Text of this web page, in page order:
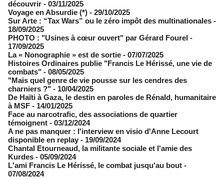
découvrir - 03/11/2025
Voyage en Absurdie (*) - 29/10/2025
Sur Arte : “Tax Wars” ou le zéro impôt des multinationales -
18/09/2025
PHOTO : "Usines à cœur ouvert" par Gérard Fourel -
17/09/2025
La « Nonographie » est de sortie - 07/07/2025
Histoires Ordinaires publie "Francis Le Hérissé, une vie de
combats" - 08/05/2025
"Mais quel genre de vie pousse sur les cendres des
charniers ?" - 10/04/2025
De Haïti à Gaza, le destin en paroles de Rénald, humanitaire
à MSF - 14/01/2025
Face au narcotrafic, des associations de quartier
témoignent - 03/12/2024
A ne pas manquer : l'interview en visio d'Anne Lecourt
disponible en replay - 19/09/2024
Chantal Etourneaud, la militante sociale et l'amie des
Kurdes - 05/09/2024
L'ami Francis Le Hérissé, le combat jusqu'au bout -
07/08/2024